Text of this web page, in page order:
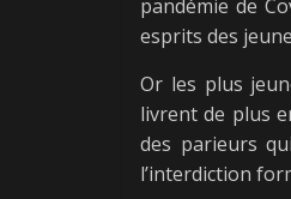
pandémie de
esprits des
Or les plus
livrent de plus
des parieurs
l’interdiction